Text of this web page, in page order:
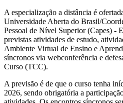
A especialização a distância é
Universidade Aberta do Brasil/
Pessoal de Nível Superior (Capes) -
previstas atividades de estudo,
Ambiente Virtual de Ensino e
síncronos via webconferência e
Curso (TCC).
A previsão é de que o curso tenha
2026, sendo obrigatória a